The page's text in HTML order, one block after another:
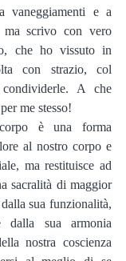
vaneggiamenti e a
ma scrivo con vero
che ho vissuto in
con strazio, col
A che
me stesso!
è una forma
al nostro corpo e
ma restituisce ad
sacralità di maggior
sua funzionalità,
sua armonia
nostra coscienza